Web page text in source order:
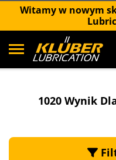
Witamy w nowym
1020 Wynik